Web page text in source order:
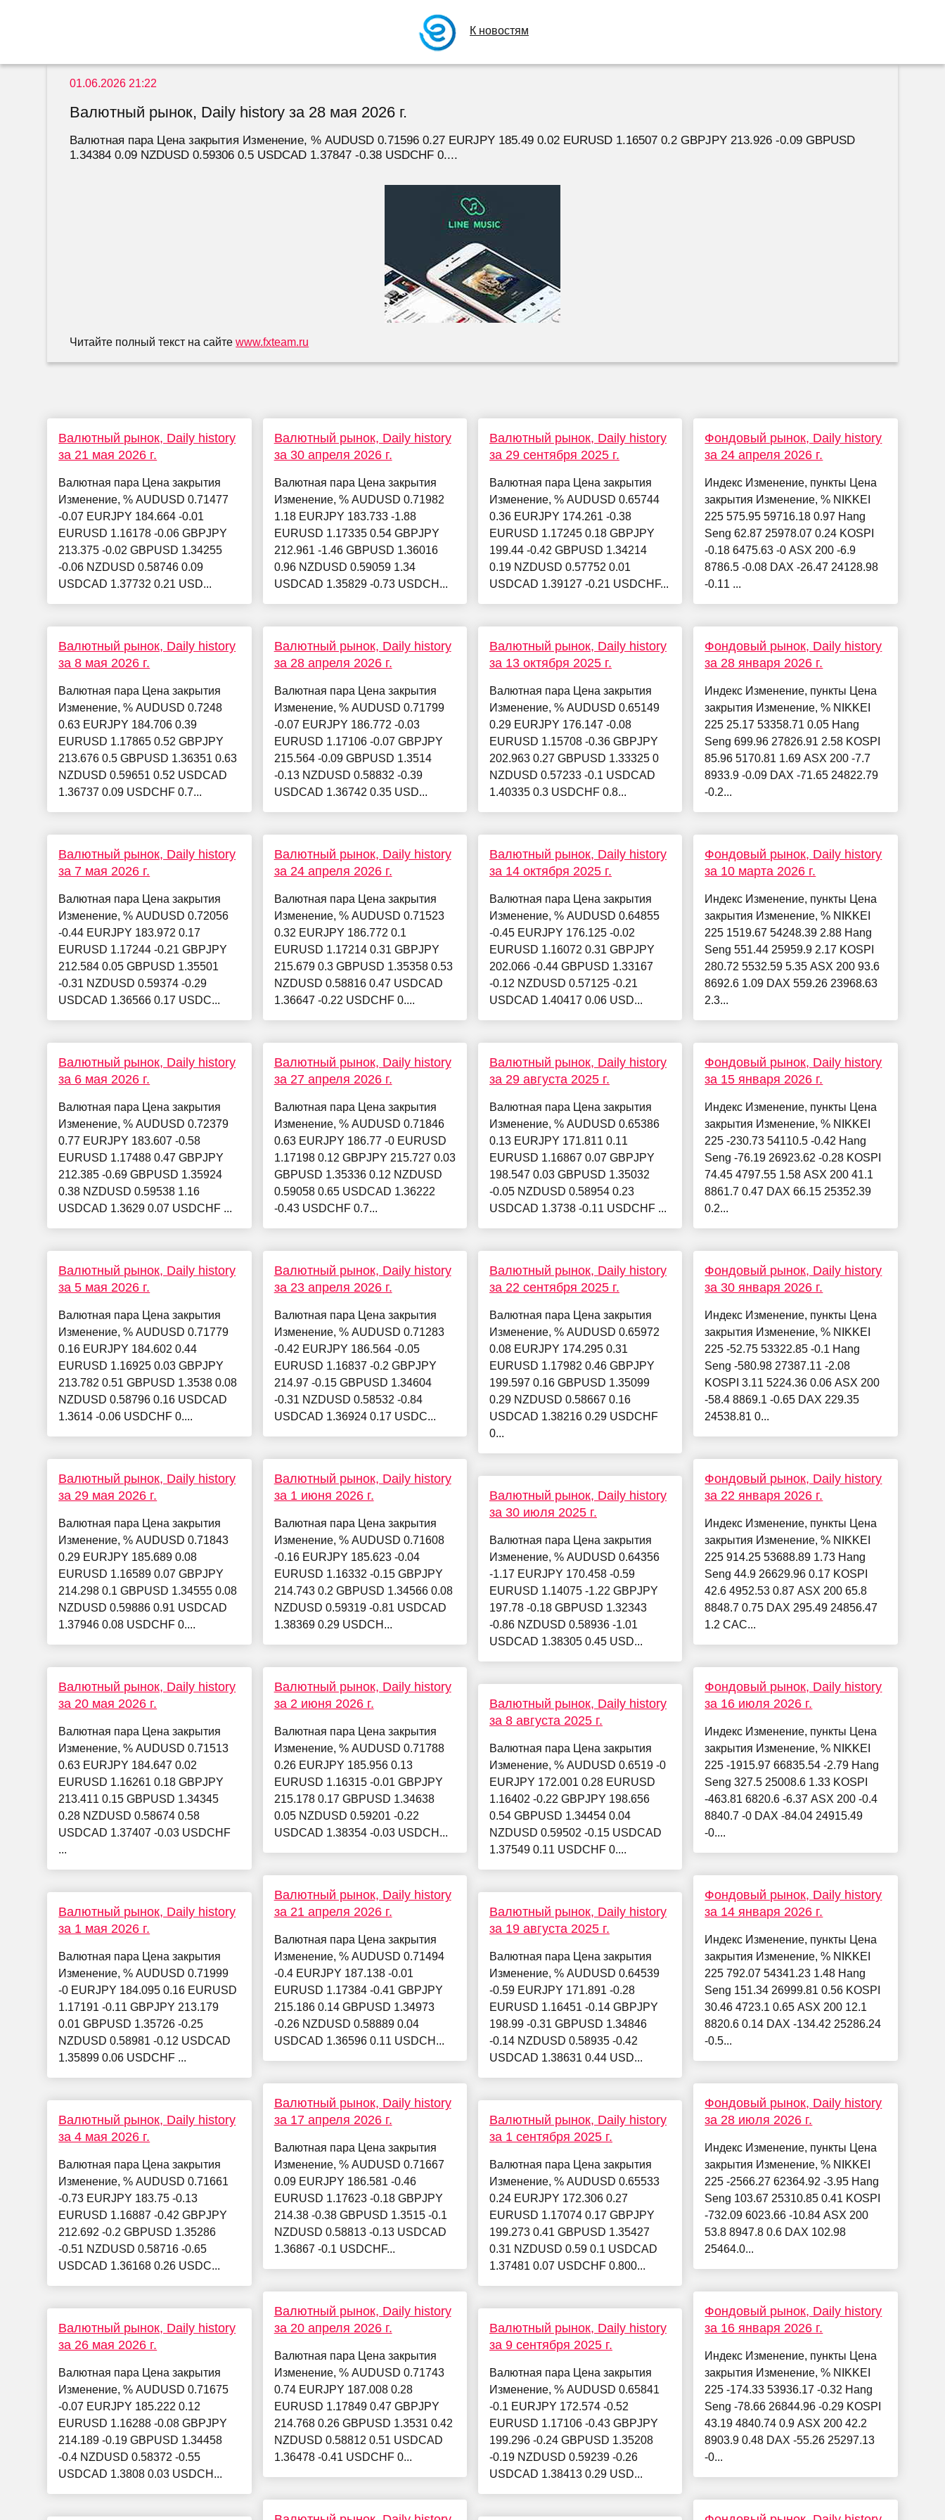
К новостям
01.06.2026 21:22
Валютный рынок, Daily history за 28 мая 2026 г.
Валютная пара Цена закрытия Изменение, % AUDUSD 0.71596 0.27 EURJPY 185.49 0.02 EURUSD 1.16507 0.2 GBPJPY 213.926 -0.09 GBPUSD
1.34384 0.09 NZDUSD 0.59306 0.5 USDCAD 1.37847 -0.38 USDCHF 0....
Читайте полный текст на сайтеwww.fxteam.ru
Валютный рынок, Daily history
за 21 мая 2026 г.
Валютная пара Цена закрытия
Изменение, % AUDUSD 0.71477
-0.07 EURJPY 184.664 -0.01
EURUSD 1.16178 -0.06 GBPJPY
213.375 -0.02 GBPUSD 1.34255
-0.06 NZDUSD 0.58746 0.09
USDCAD 1.37732 0.21 USD...
Валютный рынок, Daily history
за 8 мая 2026 г.
Валютная пара Цена закрытия
Изменение, % AUDUSD 0.7248
0.63 EURJPY 184.706 0.39
EURUSD 1.17865 0.52 GBPJPY
213.676 0.5 GBPUSD 1.36351 0.63
NZDUSD 0.59651 0.52 USDCAD
1.36737 0.09 USDCHF 0.7...
Валютный рынок, Daily history
за 7 мая 2026 г.
Валютная пара Цена закрытия
Изменение, % AUDUSD 0.72056
-0.44 EURJPY 183.972 0.17
EURUSD 1.17244 -0.21 GBPJPY
212.584 0.05 GBPUSD 1.35501
-0.31 NZDUSD 0.59374 -0.29
USDCAD 1.36566 0.17 USDC...
Валютный рынок, Daily history
за 6 мая 2026 г.
Валютная пара Цена закрытия
Изменение, % AUDUSD 0.72379
0.77 EURJPY 183.607 -0.58
EURUSD 1.17488 0.47 GBPJPY
212.385 -0.69 GBPUSD 1.35924
0.38 NZDUSD 0.59538 1.16
USDCAD 1.3629 0.07 USDCHF ...
Валютный рынок, Daily history
за 5 мая 2026 г.
Валютная пара Цена закрытия
Изменение, % AUDUSD 0.71779
0.16 EURJPY 184.602 0.44
EURUSD 1.16925 0.03 GBPJPY
213.782 0.51 GBPUSD 1.3538 0.08
NZDUSD 0.58796 0.16 USDCAD
1.3614 -0.06 USDCHF 0....
Валютный рынок, Daily history
за 29 мая 2026 г.
Валютная пара Цена закрытия
Изменение, % AUDUSD 0.71843
0.29 EURJPY 185.689 0.08
EURUSD 1.16589 0.07 GBPJPY
214.298 0.1 GBPUSD 1.34555 0.08
NZDUSD 0.59886 0.91 USDCAD
1.37946 0.08 USDCHF 0....
Валютный рынок, Daily history
за 20 мая 2026 г.
Валютная пара Цена закрытия
Изменение, % AUDUSD 0.71513
0.63 EURJPY 184.647 0.02
EURUSD 1.16261 0.18 GBPJPY
213.411 0.15 GBPUSD 1.34345
0.28 NZDUSD 0.58674 0.58
USDCAD 1.37407 -0.03 USDCHF
...
Валютный рынок, Daily history
за 1 мая 2026 г.
Валютная пара Цена закрытия
Изменение, % AUDUSD 0.71999
-0 EURJPY 184.095 0.16 EURUSD
1.17191 -0.11 GBPJPY 213.179
0.01 GBPUSD 1.35726 -0.25
NZDUSD 0.58981 -0.12 USDCAD
1.35899 0.06 USDCHF ...
Валютный рынок, Daily history
за 4 мая 2026 г.
Валютная пара Цена закрытия
Изменение, % AUDUSD 0.71661
-0.73 EURJPY 183.75 -0.13
EURUSD 1.16887 -0.42 GBPJPY
212.692 -0.2 GBPUSD 1.35286
-0.51 NZDUSD 0.58716 -0.65
USDCAD 1.36168 0.26 USDC...
Валютный рынок, Daily history
за 26 мая 2026 г.
Валютная пара Цена закрытия
Изменение, % AUDUSD 0.71675
-0.07 EURJPY 185.222 0.12
EURUSD 1.16288 -0.08 GBPJPY
214.189 -0.19 GBPUSD 1.34458
-0.4 NZDUSD 0.58372 -0.55
USDCAD 1.3808 0.03 USDCH...
Валютный рынок, Daily history
за 30 апреля 2026 г.
Валютная пара Цена закрытия
Изменение, % AUDUSD 0.71982
1.18 EURJPY 183.733 -1.88
EURUSD 1.17335 0.54 GBPJPY
212.961 -1.46 GBPUSD 1.36016
0.96 NZDUSD 0.59059 1.34
USDCAD 1.35829 -0.73 USDCH...
Валютный рынок, Daily history
за 28 апреля 2026 г.
Валютная пара Цена закрытия
Изменение, % AUDUSD 0.71799
-0.07 EURJPY 186.772 -0.03
EURUSD 1.17106 -0.07 GBPJPY
215.564 -0.09 GBPUSD 1.3514
-0.13 NZDUSD 0.58832 -0.39
USDCAD 1.36742 0.35 USD...
Валютный рынок, Daily history
за 24 апреля 2026 г.
Валютная пара Цена закрытия
Изменение, % AUDUSD 0.71523
0.32 EURJPY 186.772 0.1
EURUSD 1.17214 0.31 GBPJPY
215.679 0.3 GBPUSD 1.35358 0.53
NZDUSD 0.58816 0.47 USDCAD
1.36647 -0.22 USDCHF 0....
Валютный рынок, Daily history
за 27 апреля 2026 г.
Валютная пара Цена закрытия
Изменение, % AUDUSD 0.71846
0.63 EURJPY 186.77 -0 EURUSD
1.17198 0.12 GBPJPY 215.727 0.03
GBPUSD 1.35336 0.12 NZDUSD
0.59058 0.65 USDCAD 1.36222
-0.43 USDCHF 0.7...
Валютный рынок, Daily history
за 23 апреля 2026 г.
Валютная пара Цена закрытия
Изменение, % AUDUSD 0.71283
-0.42 EURJPY 186.564 -0.05
EURUSD 1.16837 -0.2 GBPJPY
214.97 -0.15 GBPUSD 1.34604
-0.31 NZDUSD 0.58532 -0.84
USDCAD 1.36924 0.17 USDC...
Валютный рынок, Daily history
за 1 июня 2026 г.
Валютная пара Цена закрытия
Изменение, % AUDUSD 0.71608
-0.16 EURJPY 185.623 -0.04
EURUSD 1.16332 -0.15 GBPJPY
214.743 0.2 GBPUSD 1.34566 0.08
NZDUSD 0.59319 -0.81 USDCAD
1.38369 0.29 USDCH...
Валютный рынок, Daily history
за 2 июня 2026 г.
Валютная пара Цена закрытия
Изменение, % AUDUSD 0.71788
0.26 EURJPY 185.956 0.13
EURUSD 1.16315 -0.01 GBPJPY
215.178 0.17 GBPUSD 1.34638
0.05 NZDUSD 0.59201 -0.22
USDCAD 1.38354 -0.03 USDCH...
Валютный рынок, Daily history
за 21 апреля 2026 г.
Валютная пара Цена закрытия
Изменение, % AUDUSD 0.71494
-0.4 EURJPY 187.138 -0.01
EURUSD 1.17384 -0.41 GBPJPY
215.186 0.14 GBPUSD 1.34973
-0.26 NZDUSD 0.58889 0.04
USDCAD 1.36596 0.11 USDCH...
Валютный рынок, Daily history
за 17 апреля 2026 г.
Валютная пара Цена закрытия
Изменение, % AUDUSD 0.71667
0.09 EURJPY 186.581 -0.46
EURUSD 1.17623 -0.18 GBPJPY
214.38 -0.38 GBPUSD 1.3515 -0.1
NZDUSD 0.58813 -0.13 USDCAD
1.36867 -0.1 USDCHF...
Валютный рынок, Daily history
за 20 апреля 2026 г.
Валютная пара Цена закрытия
Изменение, % AUDUSD 0.71743
0.74 EURJPY 187.008 0.28
EURUSD 1.17849 0.47 GBPJPY
214.768 0.26 GBPUSD 1.3531 0.42
NZDUSD 0.58812 0.51 USDCAD
1.36478 -0.41 USDCHF 0...
Валютный рынок, Daily history
за 29 сентября 2025 г.
Валютная пара Цена закрытия
Изменение, % AUDUSD 0.65744
0.36 EURJPY 174.261 -0.38
EURUSD 1.17245 0.18 GBPJPY
199.44 -0.42 GBPUSD 1.34214
0.19 NZDUSD 0.57752 0.01
USDCAD 1.39127 -0.21 USDCHF...
Валютный рынок, Daily history
за 13 октября 2025 г.
Валютная пара Цена закрытия
Изменение, % AUDUSD 0.65149
0.29 EURJPY 176.147 -0.08
EURUSD 1.15708 -0.36 GBPJPY
202.963 0.27 GBPUSD 1.33325 0
NZDUSD 0.57233 -0.1 USDCAD
1.40335 0.3 USDCHF 0.8...
Валютный рынок, Daily history
за 14 октября 2025 г.
Валютная пара Цена закрытия
Изменение, % AUDUSD 0.64855
-0.45 EURJPY 176.125 -0.02
EURUSD 1.16072 0.31 GBPJPY
202.066 -0.44 GBPUSD 1.33167
-0.12 NZDUSD 0.57125 -0.21
USDCAD 1.40417 0.06 USD...
Валютный рынок, Daily history
за 29 августа 2025 г.
Валютная пара Цена закрытия
Изменение, % AUDUSD 0.65386
0.13 EURJPY 171.811 0.11
EURUSD 1.16867 0.07 GBPJPY
198.547 0.03 GBPUSD 1.35032
-0.05 NZDUSD 0.58954 0.23
USDCAD 1.3738 -0.11 USDCHF ...
Валютный рынок, Daily history
за 22 сентября 2025 г.
Валютная пара Цена закрытия
Изменение, % AUDUSD 0.65972
0.08 EURJPY 174.295 0.31
EURUSD 1.17982 0.46 GBPJPY
199.597 0.16 GBPUSD 1.35099
0.29 NZDUSD 0.58667 0.16
USDCAD 1.38216 0.29 USDCHF
0...
Валютный рынок, Daily history
за 30 июля 2025 г.
Валютная пара Цена закрытия
Изменение, % AUDUSD 0.64356
-1.17 EURJPY 170.458 -0.59
EURUSD 1.14075 -1.22 GBPJPY
197.78 -0.18 GBPUSD 1.32343
-0.86 NZDUSD 0.58936 -1.01
USDCAD 1.38305 0.45 USD...
Валютный рынок, Daily history
за 8 августа 2025 г.
Валютная пара Цена закрытия
Изменение, % AUDUSD 0.6519 -0
EURJPY 172.001 0.28 EURUSD
1.16402 -0.22 GBPJPY 198.656
0.54 GBPUSD 1.34454 0.04
NZDUSD 0.59502 -0.15 USDCAD
1.37549 0.11 USDCHF 0....
Валютный рынок, Daily history
за 19 августа 2025 г.
Валютная пара Цена закрытия
Изменение, % AUDUSD 0.64539
-0.59 EURJPY 171.891 -0.28
EURUSD 1.16451 -0.14 GBPJPY
198.99 -0.31 GBPUSD 1.34846
-0.14 NZDUSD 0.58935 -0.42
USDCAD 1.38631 0.44 USD...
Валютный рынок, Daily history
за 1 сентября 2025 г.
Валютная пара Цена закрытия
Изменение, % AUDUSD 0.65533
0.24 EURJPY 172.306 0.27
EURUSD 1.17074 0.17 GBPJPY
199.273 0.41 GBPUSD 1.35427
0.31 NZDUSD 0.59 0.1 USDCAD
1.37481 0.07 USDCHF 0.800...
Валютный рынок, Daily history
за 9 сентября 2025 г.
Валютная пара Цена закрытия
Изменение, % AUDUSD 0.65841
-0.1 EURJPY 172.574 -0.52
EURUSD 1.17106 -0.43 GBPJPY
199.296 -0.24 GBPUSD 1.35208
-0.19 NZDUSD 0.59239 -0.26
USDCAD 1.38413 0.29 USD...
Фондовый рынок, Daily history
за 24 апреля 2026 г.
Индекс Изменение, пункты Цена
закрытия Изменение, % NIKKEI
225 575.95 59716.18 0.97 Hang
Seng 62.87 25978.07 0.24 KOSPI
-0.18 6475.63 -0 ASX 200 -6.9
8786.5 -0.08 DAX -26.47 24128.98
-0.11 ...
Фондовый рынок, Daily history
за 28 января 2026 г.
Индекс Изменение, пункты Цена
закрытия Изменение, % NIKKEI
225 25.17 53358.71 0.05 Hang
Seng 699.96 27826.91 2.58 KOSPI
85.96 5170.81 1.69 ASX 200 -7.7
8933.9 -0.09 DAX -71.65 24822.79
-0.2...
Фондовый рынок, Daily history
за 10 марта 2026 г.
Индекс Изменение, пункты Цена
закрытия Изменение, % NIKKEI
225 1519.67 54248.39 2.88 Hang
Seng 551.44 25959.9 2.17 KOSPI
280.72 5532.59 5.35 ASX 200 93.6
8692.6 1.09 DAX 559.26 23968.63
2.3...
Фондовый рынок, Daily history
за 15 января 2026 г.
Индекс Изменение, пункты Цена
закрытия Изменение, % NIKKEI
225 -230.73 54110.5 -0.42 Hang
Seng -76.19 26923.62 -0.28 KOSPI
74.45 4797.55 1.58 ASX 200 41.1
8861.7 0.47 DAX 66.15 25352.39
0.2...
Фондовый рынок, Daily history
за 30 января 2026 г.
Индекс Изменение, пункты Цена
закрытия Изменение, % NIKKEI
225 -52.75 53322.85 -0.1 Hang
Seng -580.98 27387.11 -2.08
KOSPI 3.11 5224.36 0.06 ASX 200
-58.4 8869.1 -0.65 DAX 229.35
24538.81 0...
Фондовый рынок, Daily history
за 22 января 2026 г.
Индекс Изменение, пункты Цена
закрытия Изменение, % NIKKEI
225 914.25 53688.89 1.73 Hang
Seng 44.9 26629.96 0.17 KOSPI
42.6 4952.53 0.87 ASX 200 65.8
8848.7 0.75 DAX 295.49 24856.47
1.2 CAC...
Фондовый рынок, Daily history
за 16 июля 2026 г.
Индекс Изменение, пункты Цена
закрытия Изменение, % NIKKEI
225 -1915.97 66835.54 -2.79 Hang
Seng 327.5 25008.6 1.33 KOSPI
-463.81 6820.6 -6.37 ASX 200 -0.4
8840.7 -0 DAX -84.04 24915.49
-0....
Фондовый рынок, Daily history
за 14 января 2026 г.
Индекс Изменение, пункты Цена
закрытия Изменение, % NIKKEI
225 792.07 54341.23 1.48 Hang
Seng 151.34 26999.81 0.56 KOSPI
30.46 4723.1 0.65 ASX 200 12.1
8820.6 0.14 DAX -134.42 25286.24
-0.5...
Фондовый рынок, Daily history
за 28 июля 2026 г.
Индекс Изменение, пункты Цена
закрытия Изменение, % NIKKEI
225 -2566.27 62364.92 -3.95 Hang
Seng 103.67 25310.85 0.41 KOSPI
-732.09 6023.66 -10.84 ASX 200
53.8 8947.8 0.6 DAX 102.98
25464.0...
Фондовый рынок, Daily history
за 16 января 2026 г.
Индекс Изменение, пункты Цена
закрытия Изменение, % NIKKEI
225 -174.33 53936.17 -0.32 Hang
Seng -78.66 26844.96 -0.29 KOSPI
43.19 4840.74 0.9 ASX 200 42.2
8903.9 0.48 DAX -55.26 25297.13
-0...